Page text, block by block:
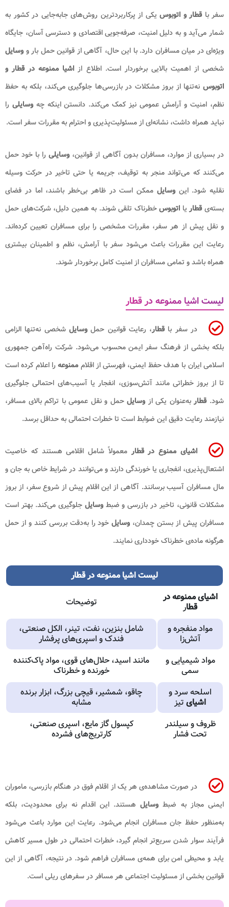
سفر باقطار و اتوبوس یکی از پرکاربردترین روش‌های جابه‌جایی در کشور به
شمار می‌آید و به دلیل امنیت، صرفه‌جویی اقتصادی و دسترسی آسان، جایگاه
ویژه‌ای در میان مسافران دارد. با این حال، آگاهی از قوانین حمل بار و وسایل
شخصی از اهمیت بالایی برخوردار است. اطلاع از اشیا ممنوعه در قطار و
اتوبوس نه‌تنها از بروز مشکلات در بازرسی‌ها جلوگیری می‌کند، بلکه به حفظ
نظم، امنیت و آرامش عمومی نیز کمک می‌کند. دانستن اینکه چهوسایلی را
نباید همراه داشت، نشانه‌ای از مسئولیت‌پذیری و احترام به مقررات سفر است.
در بسیاری از موارد، مسافران بدون آگاهی از قوانین، وسایلی را با خود حمل
می‌کنند که می‌تواند منجر به توقیف، جریمه یا حتی تاخیر در حرکت وسیله
نقلیه شود. اینوسایل ممکن است در ظاهر بی‌خطر باشند، اما در فضای
بسته‌یقطاریا اتوبوسخطرناک تلقی شوند. به همین دلیل، شرکت‌های حمل
‌و نقل پیش از هر سفر، مقررات مشخصی را برای مسافران تعیین کرده‌اند.
رعایت این مقررات باعث می‌شود سفر با آرامش، نظم و اطمینان بیشتری
همراه باشد و تمامی مسافران از امنیت کامل برخوردار شوند.
لیست اشیا ممنوعه در قطار
در سفر باقطار، رعایت قوانین حملوسایلشخصی نه‌تنها الزامی
بلکه بخشی از فرهنگ سفر ایمن محسوب می‌شود. شرکت راه‌آهن جمهوری
اسلامی ایران با هدف حفظ ایمنی، فهرستی از اقلام ممنوعه را اعلام کرده است
تا از بروز خطراتی مانند آتش‌سوزی، انفجار یا آسیب‌های احتمالی جلوگیری
شود.قطاربه‌عنوان یکی از وسایلحمل‌ و نقل عمومی با تراکم بالای مسافر،
نیازمند رعایت دقیق این ضوابط است تا خطرات احتمالی به حداقل برسد.
اشیای ممنوع در قطارمعمولاً شامل اقلامی هستند که خاصیت
اشتعال‌پذیری، انفجاری یا خورندگی دارند و می‌توانند در شرایط خاص به جان و
مال مسافران آسیب برسانند. آگاهی از این اقلام پیش از شروع سفر، از بروز
مشکلات قانونی، تاخیر در بازرسی و ضبطوسایلجلوگیری می‌کند. بهتر است
مسافران پیش از بستن چمدان، وسایل خود را به‌دقت بررسی کنند و از حمل
هرگونه ماده‌ی خطرناک خودداری نمایند.
لیست اشیا ممنوعه در قطار
اشیای ممنوعه در
قطار توضیحات
مواد منفجره و
آتش‌زا
شامل بنزین، نفت، تینر، الکل صنعتی،
فندک و اسپری‌های پرفشار
مواد شیمیایی و
سمی
مانند اسید، حلال‌های قوی، مواد پاک‌کننده
خورنده و خطرناک
اسلحه سرد و
اشیای تیز
چاقو، شمشیر، قیچی بزرگ، ابزار برنده
مشابه
ظروف و سیلندر
تحت فشار
کپسول گاز مایع، اسپری صنعتی،
کارتریج‌های فشرده
در صورت مشاهده‌ی هر یک از اقلام فوق در هنگام بازرسی، ماموران
ایمنی مجاز به ضبط وسایل هستند. این اقدام نه برای محدودیت، بلکه
به‌منظور حفظ جان مسافران انجام می‌شود. رعایت این موارد باعث می‌شود
فرآیند سوار شدن سریع‌تر انجام گیرد، خطرات احتمالی در طول مسیر کاهش
یابد و محیطی امن برای همه‌ی مسافران فراهم شود. در نتیجه، آگاهی از این
قوانین بخشی از مسئولیت اجتماعی هر مسافر در سفرهای ریلی است.